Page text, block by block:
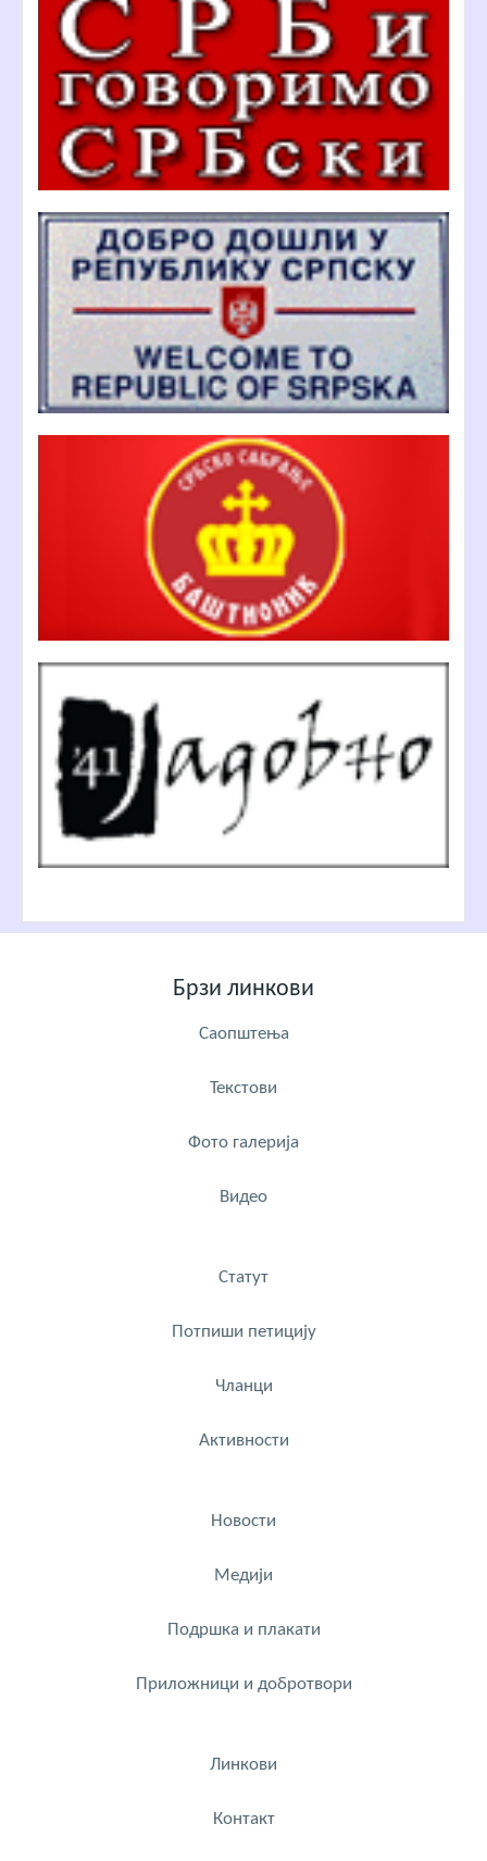
Брзи линкови
Саопштења
Текстови
Фото галерија
Видео
Статут
Потпиши петицију
Чланци
Активности
Новости
Медији
Подршка и плакати
Приложници и добротвори
Линкови
Контакт